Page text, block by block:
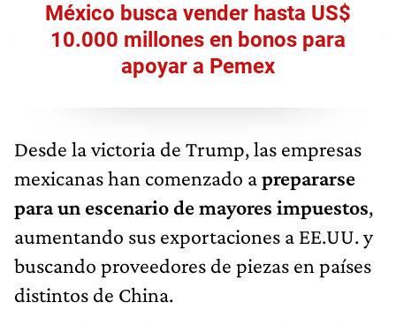
México busca vender hasta US$
10.000 millones en bonos para
apoyar a Pemex
Desde la victoria de Trump, las empresas
mexicanas han comenzado aprepararse
para un escenario de mayores impuestos,
aumentando sus exportaciones a EE.UU. y
buscando proveedores de piezas en países
distintos de China.